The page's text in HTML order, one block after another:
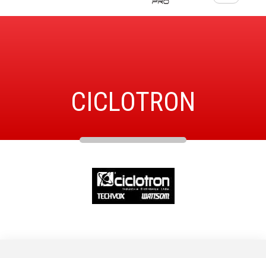
navigation
CICLOTRON